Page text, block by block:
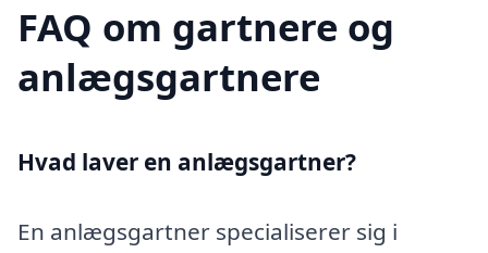
FAQ om gartnere og
anlægsgartnere
Hvad laver en anlægsgartner?
En anlægsgartner specialiserer sig i